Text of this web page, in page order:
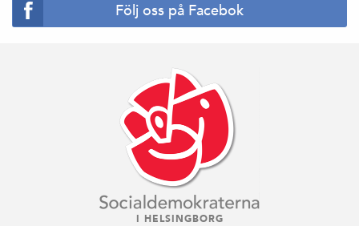
Följ oss på Facebok
I HELSINGBORG